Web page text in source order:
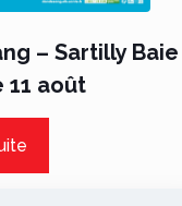
– Sartilly Baie
11 août